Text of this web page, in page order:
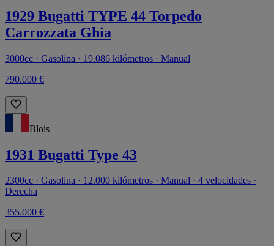
1929 Bugatti TYPE 44 Torpedo
Carrozzata Ghia
3000cc · Gasolina · 19.086 kilómetros · Manual
790.000 €
Blois
1931 Bugatti Type 43
2300cc · Gasolina · 12.000 kilómetros · Manual · 4 velocidades ·
Derecha
355.000 €